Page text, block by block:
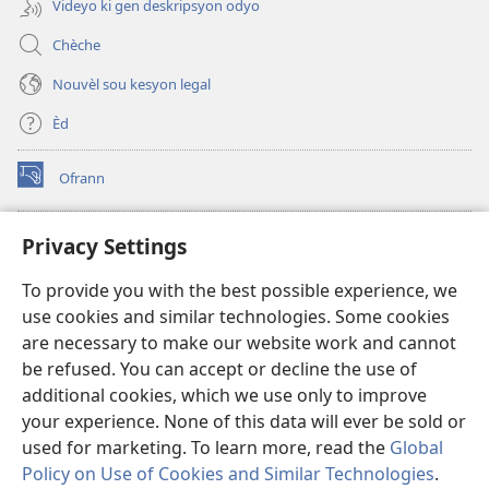
Privacy Settings
To provide you with the best possible experience, we
use cookies and similar technologies. Some cookies
are necessary to make our website work and cannot
be refused. You can accept or decline the use of
additional cookies, which we use only to improve
your experience. None of this data will ever be sold or
used for marketing. To learn more, read the Global
Policy on Use of Cookies and Similar Technologies.
Videyo ki gen deskripsyon odyo
Chèche
Nouvèl sou kesyon legal
Èd
Ofrann
(opens
new
Bibliyotèk sou Entènèt
(opens
window)JW Hub
(opens
new
window)JW Library
Watchtower Library